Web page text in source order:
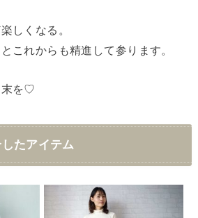
しくなる。
これからも精進して参ります。
末を♡
たアイテム